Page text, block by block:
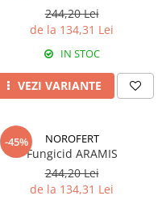
244,20 Lei
de la 134,31 Lei
IN STOC
VEZI VARIANTE
-45% NOROFERT
Fungicid ARAMIS
244,20 Lei
de la 134,31 Lei